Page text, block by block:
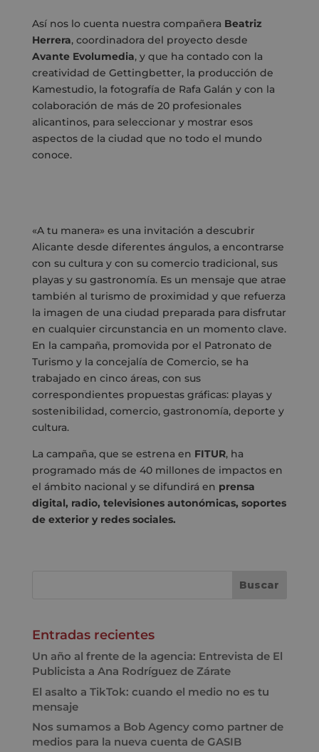
Así nos lo cuenta nuestra compañera Beatriz
Herrera, coordinadora del proyecto desde
Avante Evolumedia, y que ha contado con la
creatividad de Gettingbetter, la producción de
Kamestudio, la fotografía de Rafa Galán y con la
colaboración de más de 20 profesionales
alicantinos, para seleccionar y mostrar esos
aspectos de la ciudad que no todo el mundo
conoce.
«A tu manera» es una invitación a descubrir
Alicante desde diferentes ángulos, a encontrarse
con su cultura y con su comercio tradicional, sus
playas y su gastronomía. Es un mensaje que atrae
también al turismo de proximidad y que refuerza
la imagen de una ciudad preparada para disfrutar
en cualquier circunstancia en un momento clave.
En la campaña, promovida por el Patronato de
Turismo y la concejalía de Comercio, se ha
trabajado en cinco áreas, con sus
correspondientes propuestas gráficas: playas y
sostenibilidad, comercio, gastronomía, deporte y
cultura.
La campaña, que se estrena en FITUR, ha
programado más de 40 millones de impactos en
el ámbito nacional y se difundirá en prensa
digital, radio, televisiones autonómicas, soportes
de exterior y redes sociales.
Entradas recientes
Un año al frente de la agencia: Entrevista de El
Publicista a Ana Rodríguez de Zárate
El asalto a TikTok: cuando el medio no es tu
mensaje
Nos sumamos a Bob Agency como partner de
medios para la nueva cuenta de GASIB